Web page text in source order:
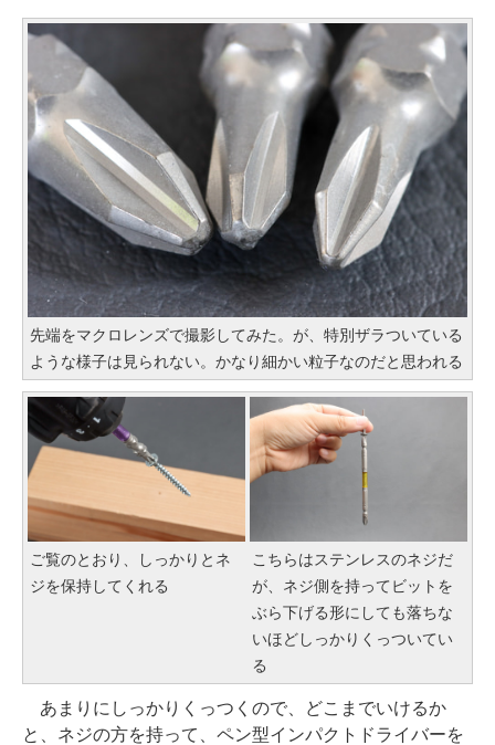
先端をマクロレンズで撮影してみた。が、特別ザラついている
ような様子は見られない。かなり細かい粒子なのだと思われる
ご覧のとおり、しっかりとネ
ジを保持してくれる
こちらはステンレスのネジだ
が、ネジ側を持ってビットを
ぶら下げる形にしても落ちな
いほどしっかりくっついてい
る
あまりにしっかりくっつくので、どこまでいけるか
と、ネジの方を持って、ペン型インパクトドライバーを